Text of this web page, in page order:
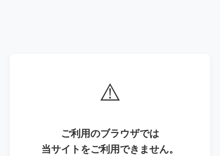
⚠️
ご利用のブラウザでは
当サイトをご利用できません。